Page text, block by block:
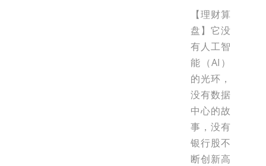
【理财算
盘】它没
有人工智
能（AI）
的光环，
没有数据
中心的故
事，没有
银行股不
断创新高